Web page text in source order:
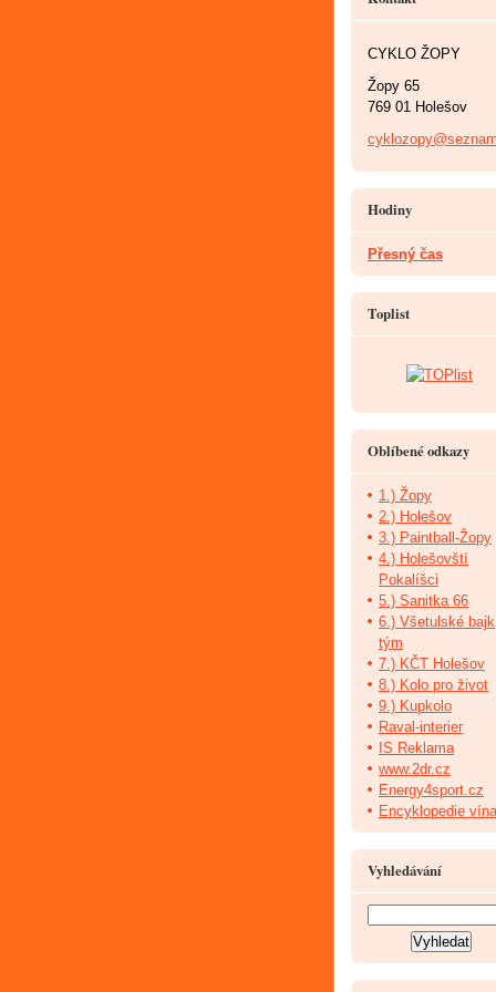
CYKLO ŽOPY
Žopy 65
769 01 Holešov
Hodiny
Přesný čas
Toplist
Oblíbené odkazy
1.) Žopy
2.) Holešov
3.) Paintball-Žopy
4.) Holešovští
Pokalíšci
5.) Sanitka 66
6.) Všetulské bajk
tým
7.) KČT Holešov
8.) Kolo pro život
9.) Kupkolo
Raval-interier
IS Reklama
www.2dr.cz
Energy4sport.cz
Encyklopedie vína
Vyhledávání